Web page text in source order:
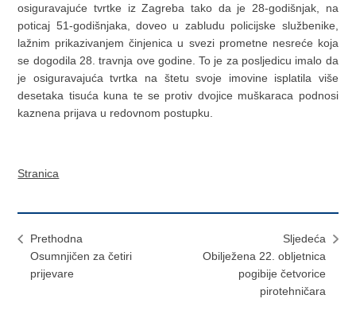
osiguravajuće tvrtke iz Zagreba tako da je 28-godišnjak, na
poticaj 51-godišnjaka, doveo u zabludu policijske službenike,
lažnim prikazivanjem činjenica u svezi prometne nesreće koja
se dogodila 28. travnja ove godine. To je za posljedicu imalo da
je osiguravajuća tvrtka na štetu svoje imovine isplatila više
desetaka tisuća kuna te se protiv dvojice muškaraca podnosi
kaznena prijava u redovnom postupku.
Stranica
Prethodna
Osumnjičen za četiri
prijevare
Sljedeća
Obilježena 22. obljetnica
pogibije četvorice
pirotehničara